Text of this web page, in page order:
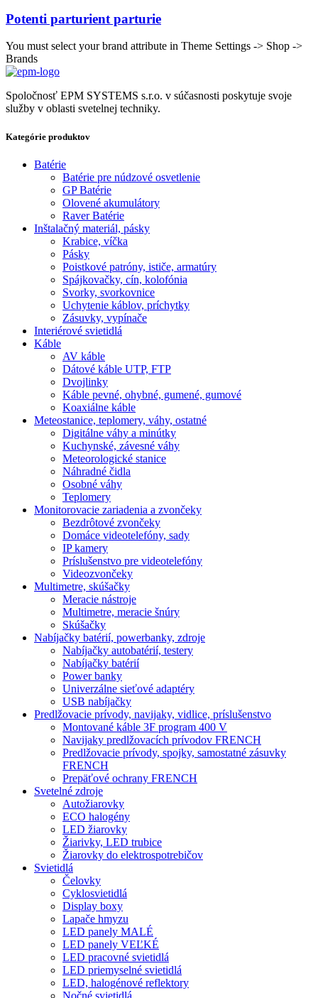
Potenti parturient parturie
You must select your brand attribute in Theme Settings -> Shop ->
Brands
Spoločnosť EPM SYSTEMS s.r.o. v súčasnosti poskytuje svoje
služby v oblasti svetelnej techniky.
Kategórie produktov
Batérie
Batérie pre núdzové osvetlenie
GP Batérie
Olovené akumulátory
Raver Batérie
Inštalačný materiál, pásky
Krabice, víčka
Pásky
Poistkové patróny, ističe, armatúry
Spájkovačky, cín, kolofónia
Svorky, svorkovnice
Uchytenie káblov, príchytky
Zásuvky, vypínače
Interiérové svietidlá
Káble
AV káble
Dátové káble UTP, FTP
Dvojlinky
Káble pevné, ohybné, gumené, gumové
Koaxiálne káble
Meteostanice, teplomery, váhy, ostatné
Digitálne váhy a minútky
Kuchynské, závesné váhy
Meteorologické stanice
Náhradné čidla
Osobné váhy
Teplomery
Monitorovacie zariadenia a zvončeky
Bezdrôtové zvončeky
Domáce videotelefóny, sady
IP kamery
Príslušenstvo pre videotelefóny
Videozvončeky
Multimetre, skúšačky
Meracie nástroje
Multimetre, meracie šnúry
Skúšačky
Nabíjačky batérií, powerbanky, zdroje
Nabíjačky autobatérií, testery
Nabíjačky batérií
Power banky
Univerzálne sieťové adaptéry
USB nabíjačky
Predlžovacie prívody, navijaky, vidlice, príslušenstvo
Montované káble 3F program 400 V
Navijaky predlžovacích prívodov FRENCH
Predlžovacie prívody, spojky, samostatné zásuvky
FRENCH
Prepäťové ochrany FRENCH
Svetelné zdroje
Autožiarovky
ECO halogény
LED žiarovky
Žiarivky, LED trubice
Žiarovky do elektrospotrebičov
Svietidlá
Čelovky
Cyklosvietidlá
Display boxy
Lapače hmyzu
LED panely MALÉ
LED panely VEĽKÉ
LED pracovné svietidlá
LED priemyselné svietidlá
LED, halogénové reflektory
Nočné svietidlá